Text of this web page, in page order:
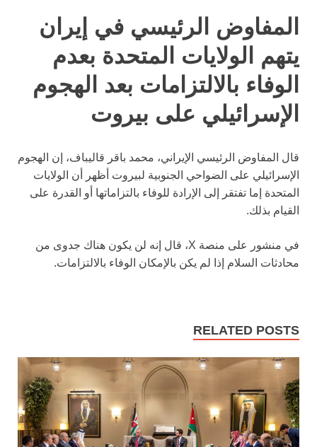
المفاوض الرئيسي في إيران
يتهم الولايات المتحدة بعدم
الوفاء بالالتزامات بعد الهجوم
الإسرائيلي على بيروت
قال المفاوض الرئيسي الإيراني، محمد باقر قاليباف، إن الهجوم
الإسرائيلي على الضواحي الجنوبية لبيروت أظهر أن الولايات
المتحدة إما تفتقر إلى الإرادة للوفاء بالتزاماتها أو القدرة على
القيام بذلك.
في منشور على منصة X، قال إنه لن يكون هناك جدوى من
محادثات السلام إذا لم يكن بالإمكان الوفاء بالالتزامات.
RELATED POSTS